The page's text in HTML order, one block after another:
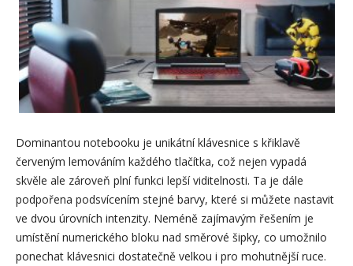
Dominantou notebooku je unikátní klávesnice s křiklavě
červeným lemováním každého tlačítka, což nejen vypadá
skvěle ale zároveň plní funkci lepší viditelnosti. Ta je dále
podpořena podsvícením stejné barvy, které si můžete nastavit
ve dvou úrovních intenzity. Neméně zajímavým řešením je
umístění numerického bloku nad směrové šipky, co umožnilo
ponechat klávesnici dostatečně velkou i pro mohutnější ruce.